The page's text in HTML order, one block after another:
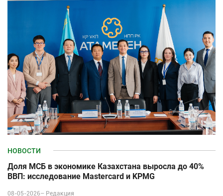
НОВОСТИ
Доля МСБ в экономике Казахстана выросла до 40%
ВВП: исследование Mastercard и KPMG
08-05-2026– Редакция